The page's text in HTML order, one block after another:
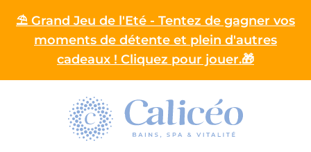
⛱️ Grand Jeu de l'Eté - Tentez de gagner vos
moments de détente et plein d'autres
cadeaux ! Cliquez pour jouer.🎁
Homepage